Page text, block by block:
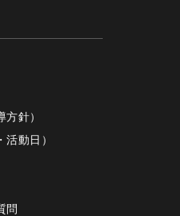
針）
動日）
問